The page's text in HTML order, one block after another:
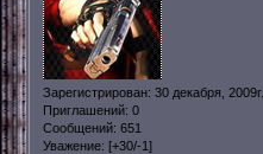
Зарегистрирован: 30 декабря, 2009г.
Приглашений: 0
Сообщений: 651
Уважение: [+30/-1]